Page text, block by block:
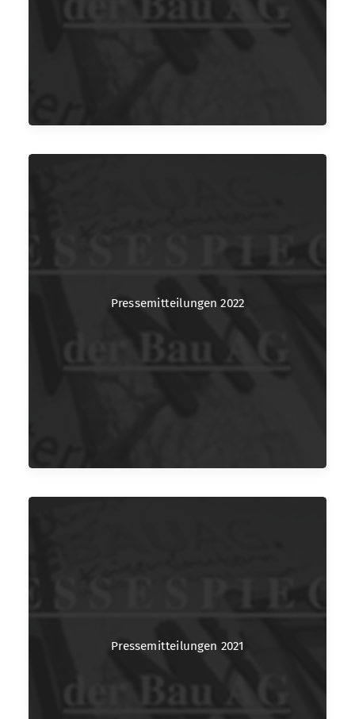
Pressemitteilungen 2022
Pressemitteilungen 2021